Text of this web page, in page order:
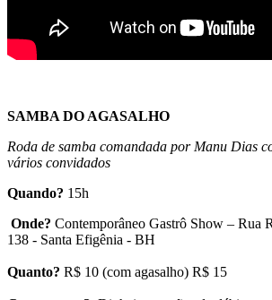
SAMBA DO AGASALHO
Roda de samba comandada por Manu Dias
vários convidados
Quando? 15h
Onde? Contemporâneo Gastrô Show – Rua
138 - Santa Efigênia - BH
Quanto? R$ 10 (com agasalho) R$ 15